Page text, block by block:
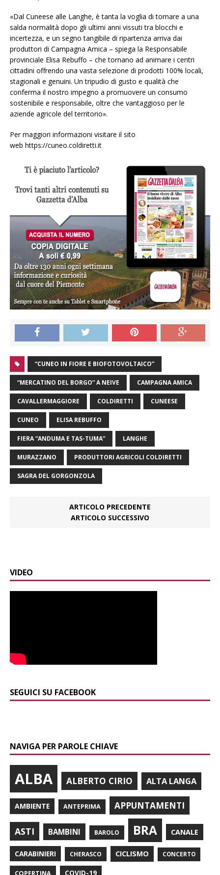
«Dal Cuneese alle Langhe, è tanta la voglia di tornare a una
salda normalità dopo gli ultimi anni vissuti tra blocchi e
incertezza, e un segno tangibile di ripartenza arriva dai
produttori di Campagna Amica – spiega la Responsabile
provinciale Elisa Rebuffo – che tornano ad animare i centri
cittadini offrendo una vasta selezione di prodotti 100% locali,
stagionali e genuini. Un tripudio di gusto e qualità che
conferma il nostro impegno a promuovere un consumo
sostenibile e responsabile, oltre che vantaggioso per le
aziende agricole del territorio».
Per maggiori informazioni visitare il sito
web https://cuneo.coldiretti.it
“CUNEO IN FIORE E BIOFOTOVOLTAICO”
“MERCATINO DEL BORGO” A NEIVE CAMPAGNA AMICA
CAVALLERMAGGIORE COLDIRETTI CUNEESE
CUNEO ELISA REBUFFO
FIERA “ANDUMA E TAS-TUMA” LANGHE
MURAZZANO PRODUTTORI AGRICOLI COLDIRETTI
SAGRA DEL GORGONZOLA
ARTICOLO PRECEDENTE
ARTICOLO SUCCESSIVO
VIDEO
SEGUICI SU FACEBOOK
NAVIGA PER PAROLE CHIAVE
ALBA ALBERTO CIRIO ALTA LANGA
AMBIENTE ANTEPRIMA APPUNTAMENTI
ASTI BAMBINI BAROLO BRA CANALE
CARABINIERI CHERASCO CICLISMO CONCERTO
COPERTINA COVID-19